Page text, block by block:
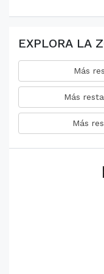
EXPLORA LA
Más
Más
Más